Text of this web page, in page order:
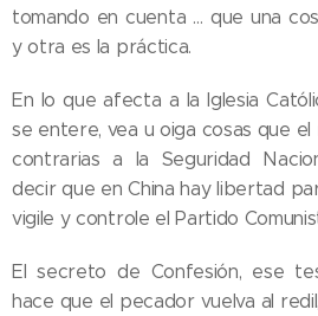
tomando en cuenta … que una
y otra es la práctica.
En lo que afecta a la Iglesia
se entere, vea u oiga cosas que
contrarias a la Seguridad
decir que en China hay libertad
vigile y controle el Partido
El secreto de Confesión, ese
hace que el pecador vuelva al